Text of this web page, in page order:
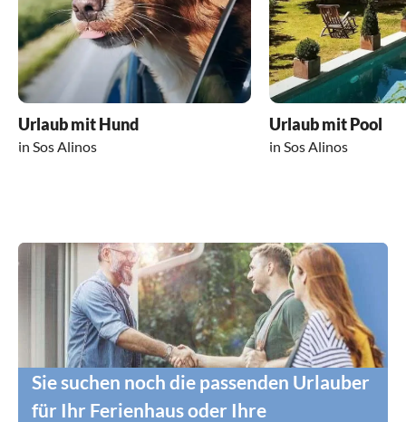
Urlaub mit Hund
in Sos Alinos
Urlaub mit Pool
in Sos Alinos
Sie suchen noch die passenden Urlauber
für Ihr Ferienhaus oder Ihre